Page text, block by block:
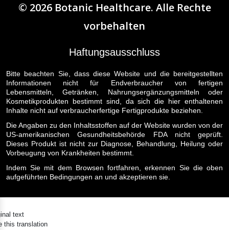
© 2026 Botanic Healthcare. Alle Rechte
vorbehalten
Haftungsausschluss
Bitte beachten Sie, dass diese Website und die bereitgestellten
Informationen nicht für Endverbraucher von fertigen
Lebensmitteln, Getränken, Nahrungsergänzungsmitteln oder
Kosmetikprodukten bestimmt sind, da sich die hier enthaltenen
Inhalte nicht auf verbraucherfertige Fertigprodukte beziehen.
Die Angaben zu den Inhaltsstoffen auf der Website wurden von der
US-amerikanischen Gesundheitsbehörde FDA nicht geprüft.
Dieses Produkt ist nicht zur Diagnose, Behandlung, Heilung oder
Vorbeugung von Krankheiten bestimmt.
Indem Sie mit dem Browsen fortfahren, erkennen Sie die oben
aufgeführten Bedingungen an und akzeptieren sie.
text
this translation